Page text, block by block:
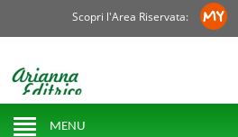
Scopri l'Area Riservata:
MENU